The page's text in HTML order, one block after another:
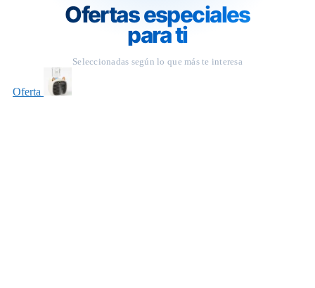
Ofertas especiales
para ti
Seleccionadas según lo que más te interesa
Oferta